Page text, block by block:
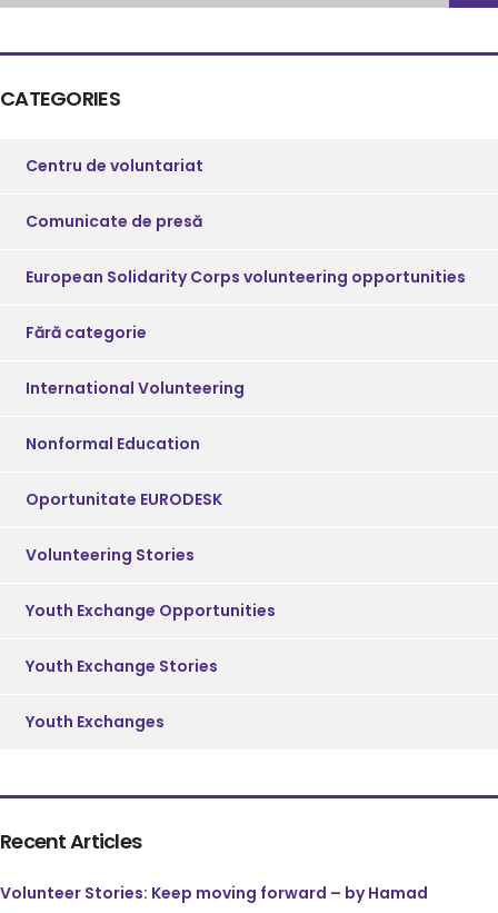
CATEGORIES
Centru de voluntariat
Comunicate de presă
European Solidarity Corps volunteering opportunities
Fără categorie
International Volunteering
Nonformal Education
Oportunitate EURODESK
Volunteering Stories
Youth Exchange Opportunities
Youth Exchange Stories
Youth Exchanges
Recent Articles
Volunteer Stories: Keep moving forward – by Hamad